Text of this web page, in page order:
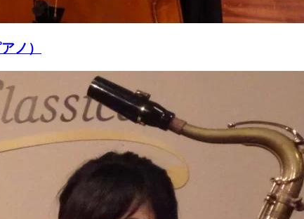
ノ）